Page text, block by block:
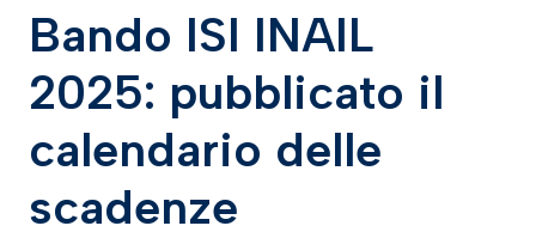
Bando ISI INAIL
2025: pubblicato il
calendario delle
scadenze